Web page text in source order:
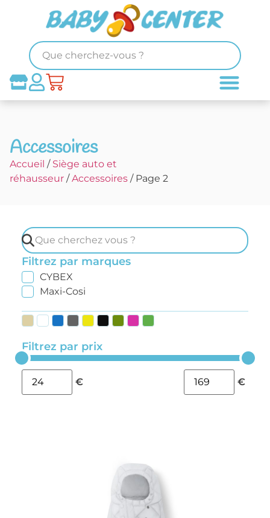
Accessoires
Accueil / Siège auto et
réhausseur /Accessoires / Page 2
Filtrez par marques
CYBEX
Maxi-Cosi
Filtrez par prix
€ €